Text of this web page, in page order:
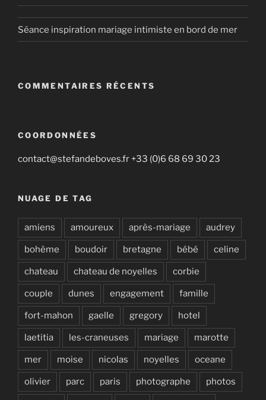
Séance inspiration mariage intimiste en bord de mer
COMMENTAIRES RÉCENTS
COORDONNÉES
contact@stefandeboves.fr +33 (0)6 68 69 30 23
NUAGE DE TAG
amiens amoureux après-mariage audrey
bohème boudoir bretagne bébé celine
chateau chateau de noyelles corbie
couple dunes engagement famille
fort-mahon gaelle gregory hotel
laetitia les-craneuses mariage marotte
mer moise nicolas noyelles oceane
olivier parc paris photographe photos